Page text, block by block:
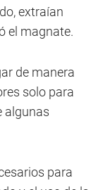
extraían
el magnate.
de manera
solo para
algunas
para